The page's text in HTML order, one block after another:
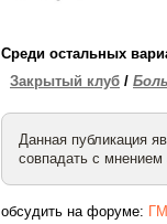
Среди остальных
Закрытый клуб /
Данная публикация
совпадать с мнением
обсудить на форуме: